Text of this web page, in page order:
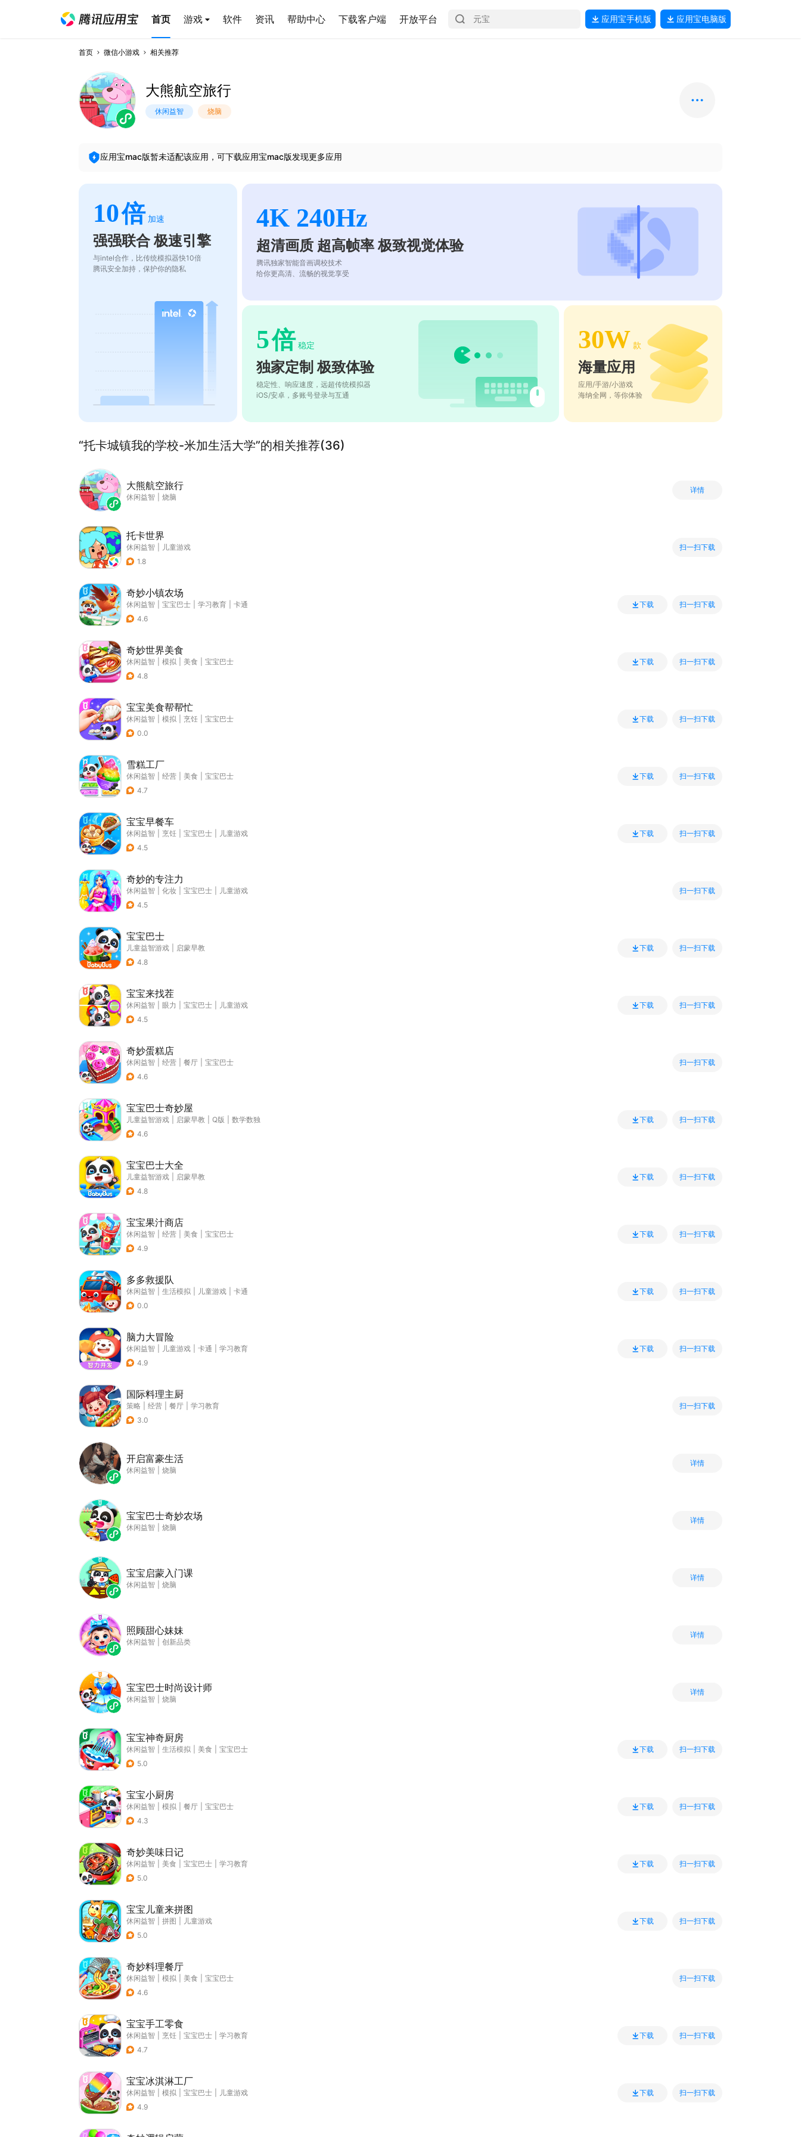
首页 游戏 软件 资讯 帮助中心 下载客户端 开放平台 应用宝手机版 应用宝电脑版
首页 微信小游戏 相关推荐
大熊航空旅行
休闲益智 烧脑
应用宝mac版暂未适配该应用，可下载应用宝mac版发现更多应用
10倍 加速
强强联合 极速引擎
与intel合作，比传统模拟器快10倍
腾讯安全加持，保护你的隐私
4K 240Hz
超清画质 超高帧率 极致视觉体验
腾讯独家智能音画调校技术
给你更高清、流畅的视觉享受
5倍 稳定
独家定制 极致体验
稳定性、响应速度，远超传统模拟器
iOS/安卓，多账号登录与互通
30W 款
海量应用
应用/手游/小游戏
海纳全网，等你体验
“托卡城镇我的学校-米加生活大学”的相关推荐(36)
大熊航空旅行
休闲益智 烧脑
详情
托卡世界
休闲益智
儿童游戏
1.8
扫一扫下载
奇妙小镇农场
休闲益智 宝宝巴士 学习教育
卡通
4.6
下载 扫一扫下载
奇妙世界美食
休闲益智 模拟 美食
宝宝巴士
4.8
下载 扫一扫下载
宝宝美食帮帮忙
休闲益智 模拟 烹饪
宝宝巴士
0.0
下载 扫一扫下载
雪糕工厂
休闲益智 经营 美食
宝宝巴士
4.7
下载 扫一扫下载
宝宝早餐车
休闲益智 烹饪 宝宝巴士
儿童游戏
4.5
下载 扫一扫下载
奇妙的专注力
休闲益智 化妆 宝宝巴士
儿童游戏
4.5
扫一扫下载
宝宝巴士
儿童益智游戏
启蒙早教
4.8
下载 扫一扫下载
宝宝来找茬
休闲益智 眼力 宝宝巴士
儿童游戏
4.5
下载 扫一扫下载
奇妙蛋糕店
休闲益智 经营 餐厅
宝宝巴士
4.6
扫一扫下载
宝宝巴士奇妙屋
儿童益智游戏 启蒙早教 Q版
数学数独
4.6
下载 扫一扫下载
宝宝巴士大全
儿童益智游戏
启蒙早教
4.8
下载 扫一扫下载
宝宝果汁商店
休闲益智 经营 美食
宝宝巴士
4.9
下载 扫一扫下载
多多救援队
休闲益智 生活模拟 儿童游戏
卡通
0.0
下载 扫一扫下载
脑力大冒险
休闲益智 儿童游戏 卡通
学习教育
4.9
下载 扫一扫下载
国际料理主厨
策略 经营 餐厅
学习教育
3.0
扫一扫下载
开启富豪生活
休闲益智 烧脑
详情
宝宝巴士奇妙农场
休闲益智 烧脑
详情
宝宝启蒙入门课
休闲益智 烧脑
详情
照顾甜心妹妹
休闲益智 创新品类
详情
宝宝巴士时尚设计师
休闲益智 烧脑
详情
宝宝神奇厨房
休闲益智 生活模拟 美食
宝宝巴士
5.0
下载 扫一扫下载
宝宝小厨房
休闲益智 模拟 餐厅
宝宝巴士
4.3
下载 扫一扫下载
奇妙美味日记
休闲益智 美食 宝宝巴士
学习教育
5.0
下载 扫一扫下载
宝宝儿童来拼图
休闲益智 拼图
儿童游戏
5.0
下载 扫一扫下载
奇妙料理餐厅
休闲益智 模拟 美食
宝宝巴士
4.6
扫一扫下载
宝宝手工零食
休闲益智 烹饪 宝宝巴士
学习教育
4.7
下载 扫一扫下载
宝宝冰淇淋工厂
休闲益智 模拟 宝宝巴士
儿童游戏
4.9
下载 扫一扫下载